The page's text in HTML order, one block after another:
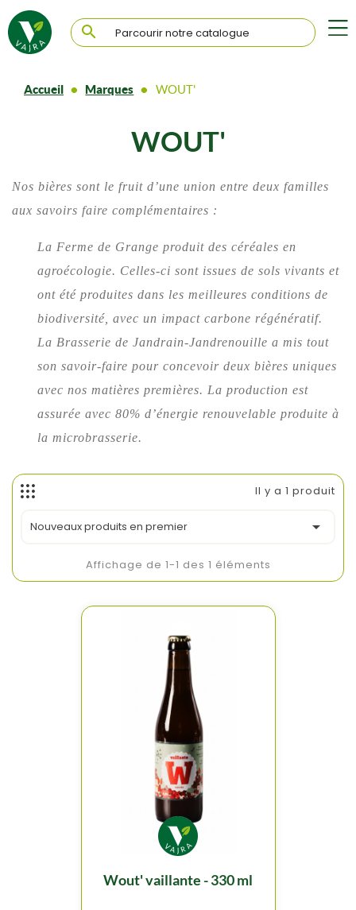

Accueil Marques WOUT'
WOUT'
Nos bières sont le fruit d’une union entre deux familles
aux savoirs faire complémentaires :
La Ferme de Grange produit des céréales en
agroécologie. Celles-ci sont issues de sols vivants et
ont été produites dans les meilleures conditions de
biodiversité, avec un impact carbone régénératif.
La Brasserie de Jandrain-Jandrenouille a mis tout
son savoir-faire pour concevoir deux bières uniques
avec nos matières premières. La production est
assurée avec 80% d’énergie renouvelable produite à
la microbrasserie.
Il y a 1 produit
Nouveaux produits en premier 
Affichage de 1-1 des 1 éléments
wout' vaillante - 330 ml